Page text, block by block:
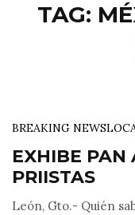
TAG:
BREAKING NEWS
EXHIBE PAN
PRIISTAS
León, Gto.- Quién